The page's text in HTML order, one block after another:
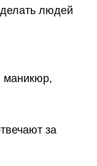
людей
маникюр,
за